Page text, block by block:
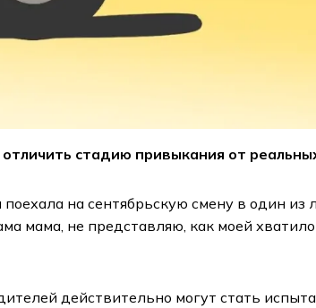
отличить стадию привыкания от
поехала на сентябрьскую смену в один
мама, не представляю, как моей
действительно могут стать